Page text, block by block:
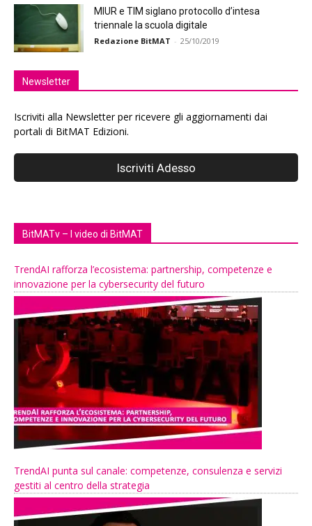
MIUR e TIM siglano protocollo d’intesa
triennale la scuola digitale
Redazione BitMAT - 25/10/2019
Newsletter
Iscriviti alla Newsletter per ricevere gli aggiornamenti dai
portali di BitMAT Edizioni.
BitMATv – I video di BitMAT
TrendAI rafforza l’ecosistema: partnership, competenze e
innovazione per la cybersecurity del futuro
TrendAI punta sul canale: competenze, consulenza e servizi
gestiti al centro della strategia